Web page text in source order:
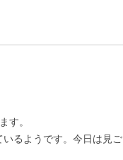
す。
るようです。今日は見ご